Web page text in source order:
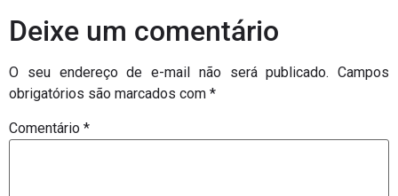
Deixe um comentário
O seu endereço de e-mail não será publicado. Campos
obrigatórios são marcados com *
Comentário *